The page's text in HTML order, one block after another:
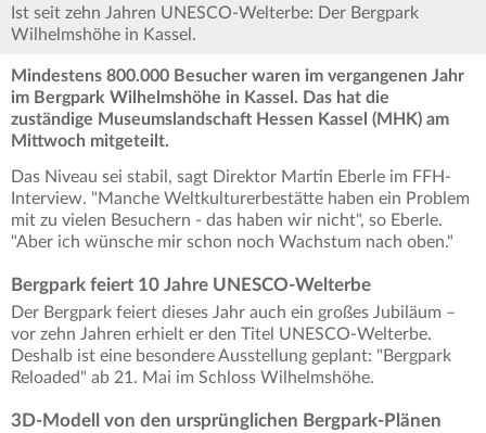
Ist seit zehn Jahren UNESCO-Welterbe: Der Bergpark
Wilhelmshöhe in Kassel.
Mindestens 800.000 Besucher waren im vergangenen Jahr
im Bergpark Wilhelmshöhe in Kassel. Das hat die
zuständige Museumslandschaft Hessen Kassel (MHK) am
Mittwoch mitgeteilt.
Das Niveau sei stabil, sagt Direktor Martin Eberle im FFH-
Interview. "Manche Weltkulturerbestätte haben ein Problem
mit zu vielen Besuchern - das haben wir nicht", so Eberle.
"Aber ich wünsche mir schon noch Wachstum nach oben."
Bergpark feiert 10 Jahre UNESCO-Welterbe
Der Bergpark feiert dieses Jahr auch ein großes Jubiläum –
vor zehn Jahren erhielt er den Titel UNESCO-Welterbe.
Deshalb ist eine besondere Ausstellung geplant: "Bergpark
Reloaded" ab 21. Mai im Schloss Wilhelmshöhe.
3D-Modell von den ursprünglichen Bergpark-Plänen